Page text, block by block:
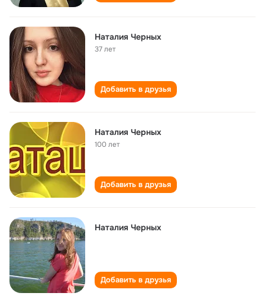
Наталия Черных
37 лет
Добавить в друзья
Наталия Черных
100 лет
Добавить в друзья
Наталия Черных
Добавить в друзья